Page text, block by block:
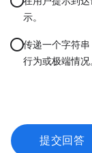
示。
传递一个字符
行为或极端情况
提交回答